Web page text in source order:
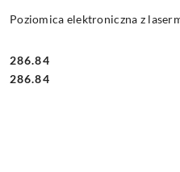
Poziomica elektroniczna z
Cena:
286.84
Cena:
286.84